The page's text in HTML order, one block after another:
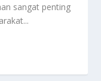
sangat penting